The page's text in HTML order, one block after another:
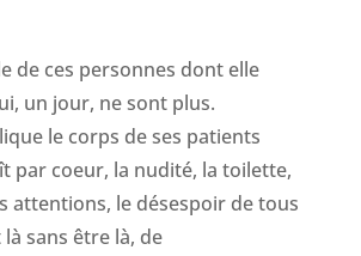
de ces personnes dont elle
un jour, ne sont plus.
le corps de ses patients
par coeur, la nudité, la toilette,
attentions, le désespoir de tous
sans être là, de